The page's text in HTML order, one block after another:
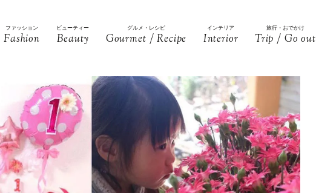
ファッション
Fashion
ビューティー
Beauty
グルメ・レシピ
Gourmet / Recipe
インテリア
Interior
旅行・おでかけ
Trip / Go out